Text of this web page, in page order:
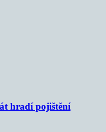
hradí pojištění